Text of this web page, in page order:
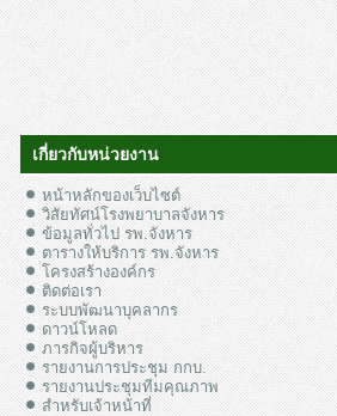
เกี่ยวกับหน่วยงาน
หน้าหลักของเว็บไซต์
วิสัยทัศน์โรงพยาบาลจังหาร
ข้อมูลทั่วไป รพ.จังหาร
ตารางให้บริการ รพ.จังหาร
โครงสร้างองค์กร
ติดต่อเรา
ระบบพัฒนาบุคลากร
ดาวน์โหลด
ภารกิจผู้บริหาร
รายงานการประชุม กกบ.
รายงานประชุมทีมคุณภาพ
สำหรับเจ้าหน้าที่